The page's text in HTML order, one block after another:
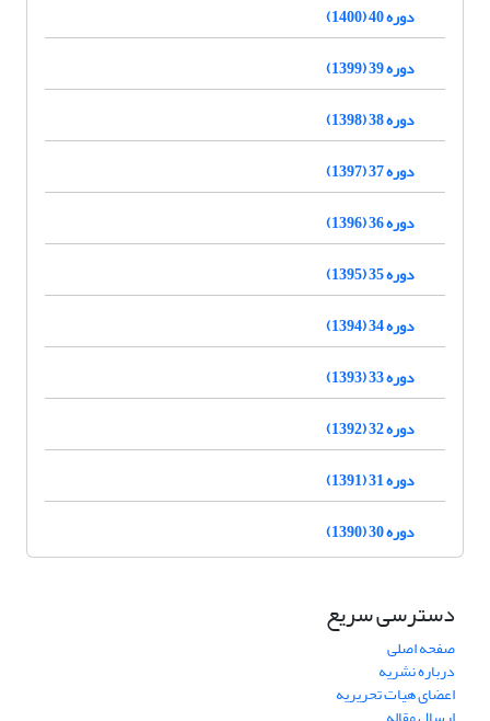
دوره 40 (1400)
دوره 39 (1399)
دوره 38 (1398)
دوره 37 (1397)
دوره 36 (1396)
دوره 35 (1395)
دوره 34 (1394)
دوره 33 (1393)
دوره 32 (1392)
دوره 31 (1391)
دوره 30 (1390)
دسترسی سریع
صفحه اصلی
درباره نشریه
اعضای هیات تحریریه